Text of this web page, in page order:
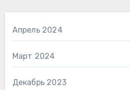
Апрель 2024
Март 2024
Декабрь 2023